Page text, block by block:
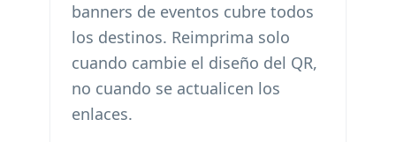
banners de eventos cubre todos
los destinos. Reimprima solo
cuando cambie el diseño del QR,
no cuando se actualicen los
enlaces.